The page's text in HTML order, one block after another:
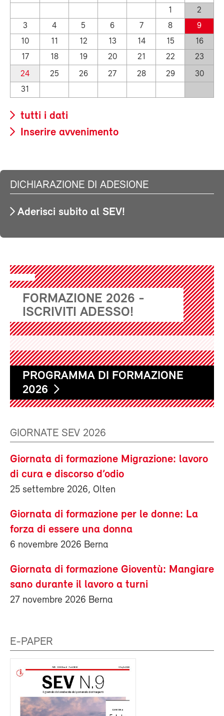
1
2
3
4 5 6 7 8
9
10
11 12 13 14 15
16
17
18 19 20 21 22
23
24
25 26 27 28 29
30
31
tutti i dati
Inserire avvenimento
DICHIARAZIONE DI ADESIONE
Aderisci subito al SEV!
FORMAZIONE 2026 -
ISCRIVITI ADESSO!
PROGRAMMA DI FORMAZIONE
2026
GIORNATE SEV 2026
Giornata di formazione Migrazione: lavoro
di cura e discorso d’odio
25 settembre 2026, Olten
Giornata di formazione per le donne: La
forza di essere una donna
6 novembre 2026 Berna
Giornata di formazione Gioventù: Mangiare
sano durante il lavoro a turni
27 novembre 2026 Berna
E-PAPER